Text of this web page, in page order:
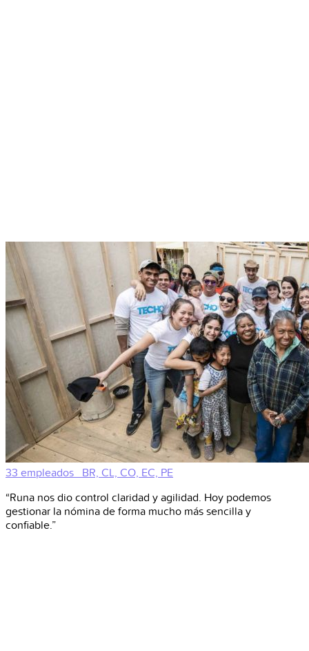
33 empleados
BR, CL, CO, EC, PE
“Runa nos dio control claridad y agilidad. Hoy podemos
gestionar la nómina de forma mucho más sencilla y
confiable.”